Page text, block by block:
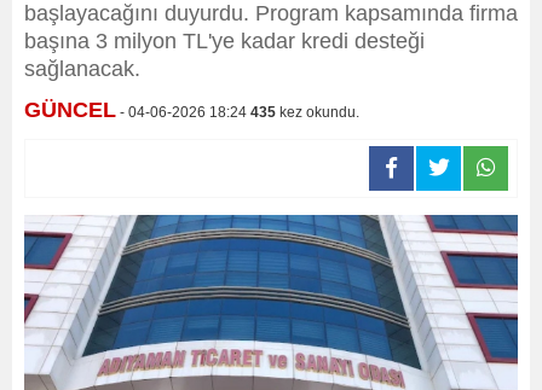
başlayacağını duyurdu. Program kapsamında firma
başına 3 milyon TL'ye kadar kredi desteği
sağlanacak.
GÜNCEL - 04-06-2026 18:24 435 kez okundu.